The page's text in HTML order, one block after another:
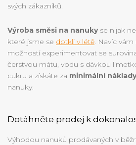
svých zákazníků.
Výroba směsi na nanukyse nijak
které jsme se dotkli v létě. Navíc
možností experimentovat se
čerstvou mátu, vodu s dávkou
cukru a získáte za minimální náklady
nanuky.
Dotáhněte prodej k
Výhodou nanuků prodávaných v